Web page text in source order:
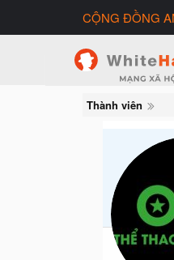
CỘNG ĐỒNG
Thành viên